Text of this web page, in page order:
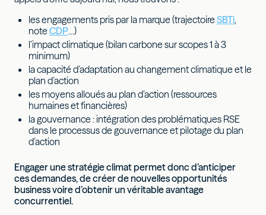
les engagements pris par la marque (trajectoire SBTi,
note CDP…)
l’impact climatique (bilan carbone sur scopes 1 à 3
minimum)
la capacité d’adaptation au changement climatique et le
plan d’action
les moyens alloués au plan d’action (ressources
humaines et financières)
la gouvernance : intégration des problématiques RSE
dans le processus de gouvernance et pilotage du plan
d’action
Engager une stratégie climat permet donc d’anticiper
ces demandes, de créer de nouvelles opportunités
business voire d’obtenir un véritable avantage
concurrentiel.